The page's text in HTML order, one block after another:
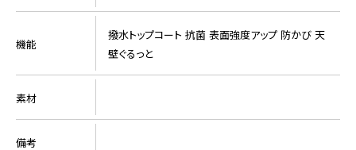
機能
撥水トップコート 抗菌 表面強度アップ 防かび 天
壁ぐるっと
素材
備考